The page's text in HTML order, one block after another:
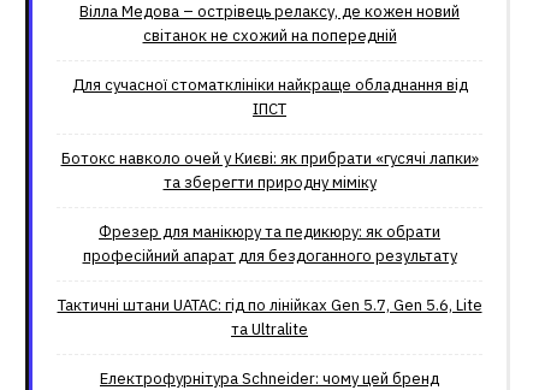
Вілла Медова – острівець релаксу, де кожен новий
світанок не схожий на попередній
Для сучасної стоматклініки найкраще обладнання від
ІПСТ
Ботокс навколо очей у Києві: як прибрати «гусячі лапки»
та зберегти природну міміку
Фрезер для манікюру та педикюру: як обрати
професійний апарат для бездоганного результату
Тактичні штани UATAC: гід по лінійках Gen 5.7, Gen 5.6, Lite
та Ultralite
Електрофурнітура Schneider: чому цей бренд